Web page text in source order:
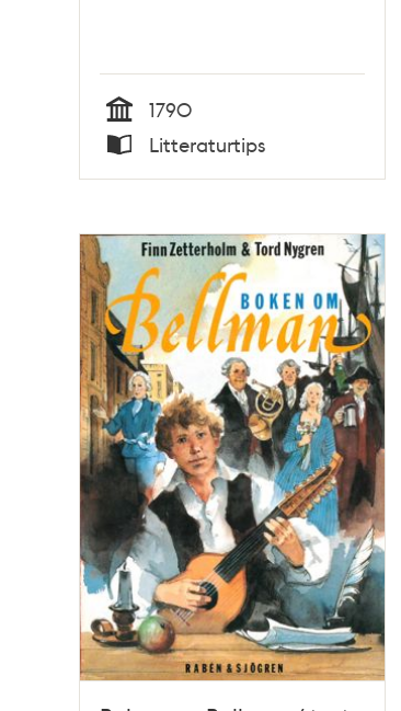
Tid
1790
Typ
Litteraturtips